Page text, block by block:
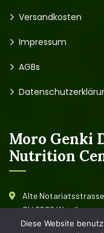
Versandkosten
Impressum
AGBs
Moro Genki
Nutrition
Alte Notariatsstrasse
CH 8620 Wetzikon
Schweiz
Diese Website